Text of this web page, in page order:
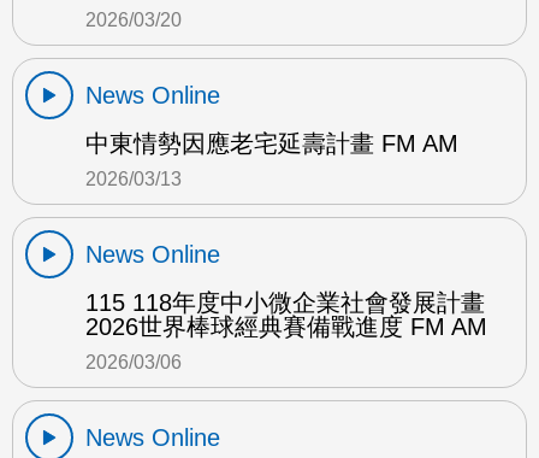
2026/03/20
News Online
中東情勢因應老宅延壽計畫 FM AM
2026/03/13
News Online
115 118年度中小微企業社會發展計畫
2026世界棒球經典賽備戰進度 FM AM
2026/03/06
News Online